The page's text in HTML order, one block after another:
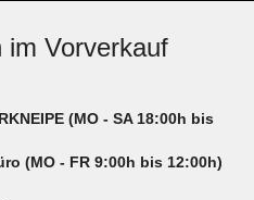
im Vorverkauf
(MO - SA 18:00h bis
(MO - FR 9:00h bis 12:00h)